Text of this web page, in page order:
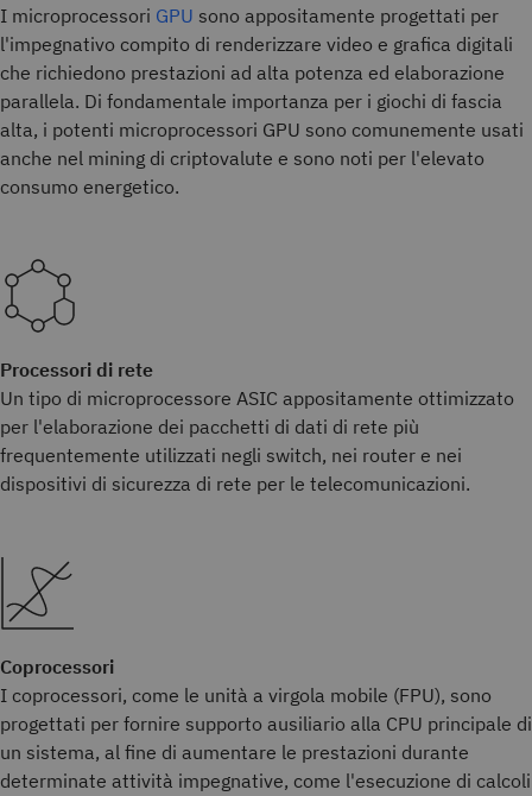
I microprocessori GPU sono appositamente progettati per
l'impegnativo compito di renderizzare video e grafica digitali
che richiedono prestazioni ad alta potenza ed elaborazione
parallela. Di fondamentale importanza per i giochi di fascia
alta, i potenti microprocessori GPU sono comunemente usati
anche nel mining di criptovalute e sono noti per l'elevato
consumo energetico.
Processori di rete
Un tipo di microprocessore ASIC appositamente ottimizzato
per l'elaborazione dei pacchetti di dati di rete più
frequentemente utilizzati negli switch, nei router e nei
dispositivi di sicurezza di rete per le telecomunicazioni.
Coprocessori
I coprocessori, come le unità a virgola mobile (FPU), sono
progettati per fornire supporto ausiliario alla CPU principale di
un sistema, al fine di aumentare le prestazioni durante
determinate attività impegnative, come l'esecuzione di calcoli